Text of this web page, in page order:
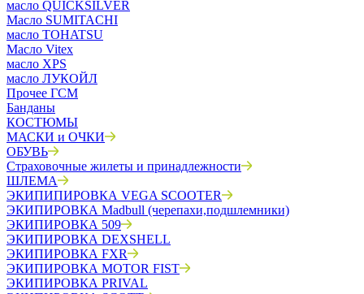
масло QUICKSILVER
Масло SUMITACHI
масло TOHATSU
Масло Vitex
масло XPS
масло ЛУКОЙЛ
Прочее ГСМ
Банданы
КОСТЮМЫ
МАСКИ и ОЧКИ
ОБУВЬ
Страховочные жилеты и принадлежности
ШЛЕМА
ЭКИПИПИРОВКА VEGA SCOOTER
ЭКИПИРОВКА Madbull (черепахи,подшлемники)
ЭКИПИРОВКА 509
ЭКИПИРОВКА DEXSHELL
ЭКИПИРОВКА FXR
ЭКИПИРОВКА MOTOR FIST
ЭКИПИРОВКА PRIVAL